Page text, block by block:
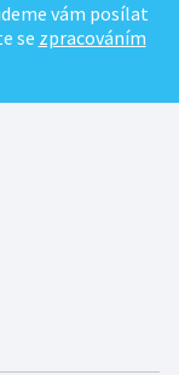
vám posílat
se zpracováním